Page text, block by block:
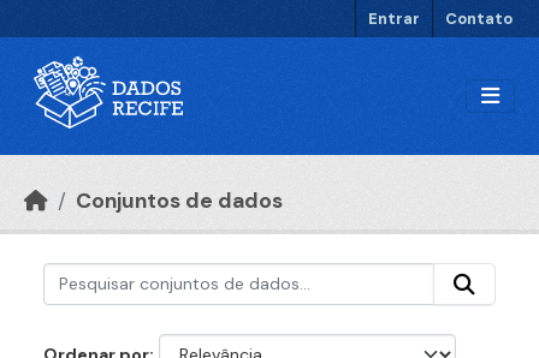
Entrar Contato
Conjuntos de dados